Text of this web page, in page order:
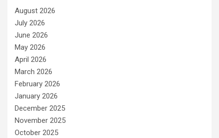
August 2026
July 2026
June 2026
May 2026
April 2026
March 2026
February 2026
January 2026
December 2025
November 2025
October 2025